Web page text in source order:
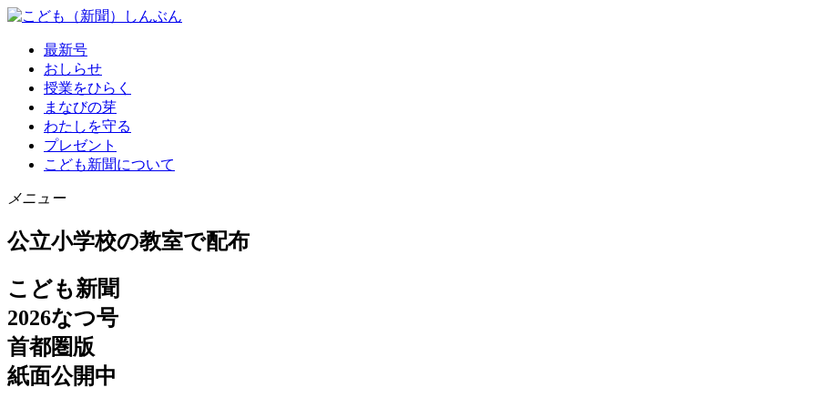
最新号
おしらせ
授業をひらく
まなびの芽
わたしを守る
プレゼント
こども新聞について
メニュー
公立小学校の教室で配布
こども新聞
2026なつ号
首都圏版
紙面公開中